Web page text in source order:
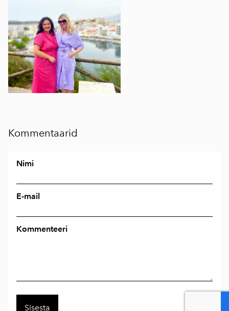
Kommentaarid
Nimi
E-mail
Kommenteeri